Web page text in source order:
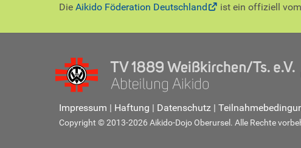
Die Aikido Föderation Deutschland ist ein offiziell vom
Impressum | Haftung | Datenschutz |
Copyright © 2013-2026 Aikido-Dojo Oberursel. Alle Rechte